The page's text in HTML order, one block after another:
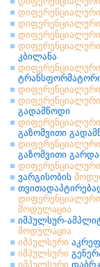
დიფერენციალური
დიფერენციალური
დიფერენციალური
დიფერენციალური
კბილანა
დიფერენციალური
დიფერენციალური
დიფერენციალური
გადამწოდი
დიფერენციალური
გაზომვითი
დიფერენციალური
გაზომვითი
დიფერენციალური
ვარგისობის
დიფერენციალური
მოდულაცია
იმპულსურ-
მოდულაცია
იმპულსური
იმპულსური
იმპულსური